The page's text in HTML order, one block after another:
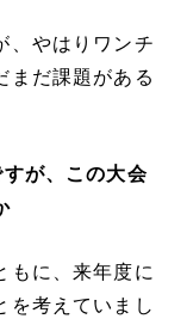
、やはりワンチ
まだ課題がある
が、この大会
もに、来年度に
を考えていまし